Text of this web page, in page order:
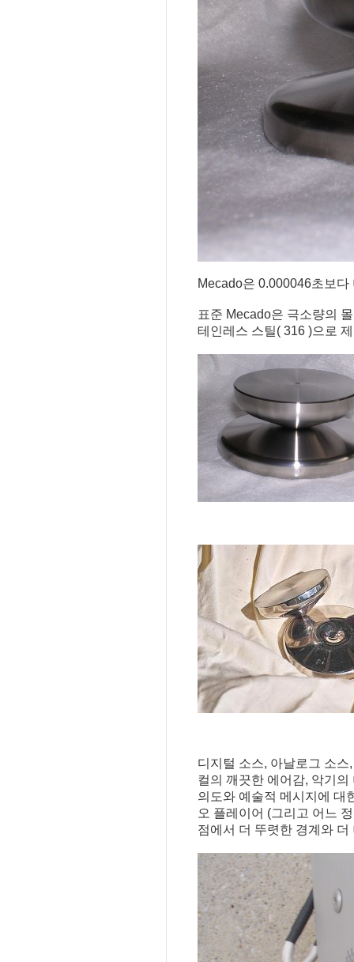
Mecado은 0.000046초보
표준 Mecado은 극소량의
테인레스 스틸( 316 )으로
디지털 소스, 아날로그 소
컬의 깨끗한 에어감, 악기
의도와 예술적 메시지에 대
오 플레이어 (그리고 어느
점에서 더 뚜렷한 경계와